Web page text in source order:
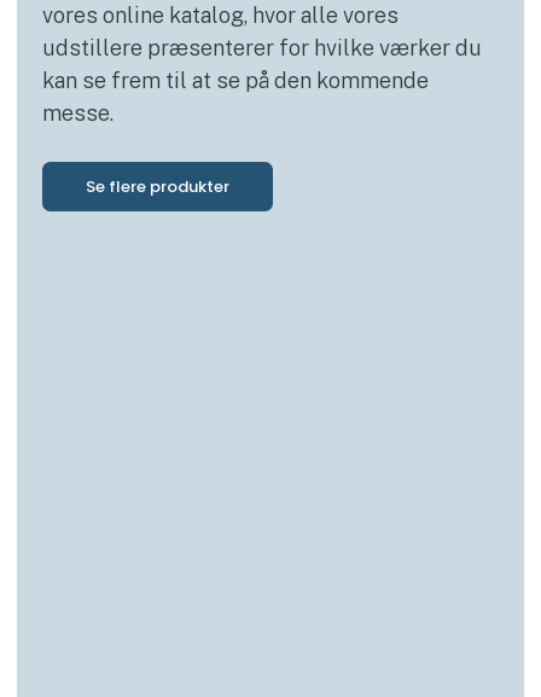
vores online katalog, hvor alle vores
udstillere præsenterer for hvilke værker du
kan se frem til at se på den kommende
messe.
Se flere produkter